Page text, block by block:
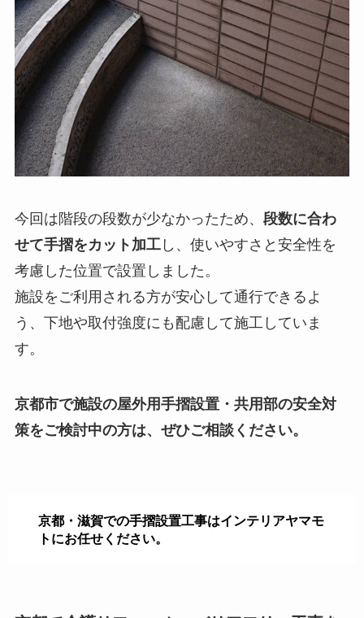
今回は階段の段数が少なかったため、 段数に合わ
せて手摺をカット加工し、使いやすさと安全性を
考慮した位置で設置しました。
施設をご利用される方が安心して通行できるよ
う、下地や取付強度にも配慮して施工していま
す。
京都市で施設の屋外用手摺設置・共用部の安全対
策をご検討中の方は、ぜひご相談ください。
京都・滋賀での手摺設置工事はインテリアヤマモ
トにお任せください。